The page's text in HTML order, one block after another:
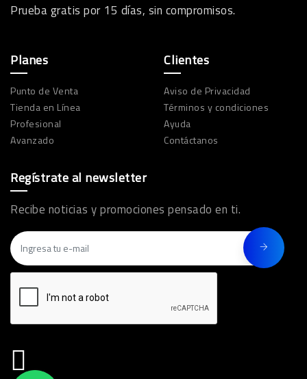
Prueba gratis por 15 días, sin compromisos.
Planes
Punto de Venta
Tienda en Línea
Profesional
Avanzado
Clientes
Aviso de Privacidad
Términos y condiciones
Ayuda
Contáctanos
Regístrate al newsletter
Recibe noticias y promociones pensado en ti.